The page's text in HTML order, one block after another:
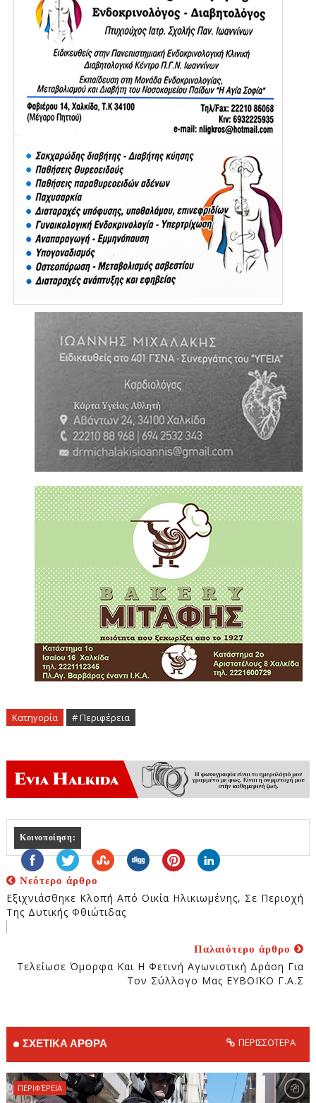
Κατηγορία # Περιφέρεια
Κοινοποίηση:
Νεότερο άρθρο
Εξιχνιάσθηκε Κλοπή Από Οικία Ηλικιωμένης, Σε Περιοχή
Της Δυτικής Φθιώτιδας
Παλαιότερο άρθρο
Τελείωσε Όμορφα Και Η Φετινή Αγωνιστική Δράση Για
Τον Σύλλογο Μας ΕΥΒΟΪΚΟ Γ.Α.Σ
ΣΧΕΤΙΚΑ ΑΡΘΡΑ ΠΕΡΙΣΣΟΤΕΡΑ
ΠΕΡΙΦΈΡΕΙΑ